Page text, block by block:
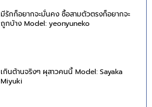
มีรักก็อยากจะมั่นคง ซื้อสามตัวตรงก็อยากจะ
ถูกบ้าง Model: yeonyuneko
เกินต้านจริงๆ ผุสาวคนนี้ Model: Sayaka
Miyuki